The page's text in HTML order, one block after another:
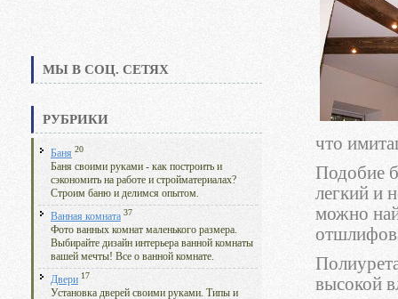
МЫ В СОЦ. СЕТЯХ
РУБРИКИ
Баня 20
Баня своими руками - как построить и
сэкономить на работе и стройматериалах?
Строим баню и делимся опытом.
Ванная комната 37
Фото ванных комнат маленького размера.
Выбирайте дизайн интерьера ванной комнаты
вашей мечты! Все о ванной комнате.
Двери 17
Установка дверей своими руками. Типы и
что
Подобие
легкий и
можно
высокой